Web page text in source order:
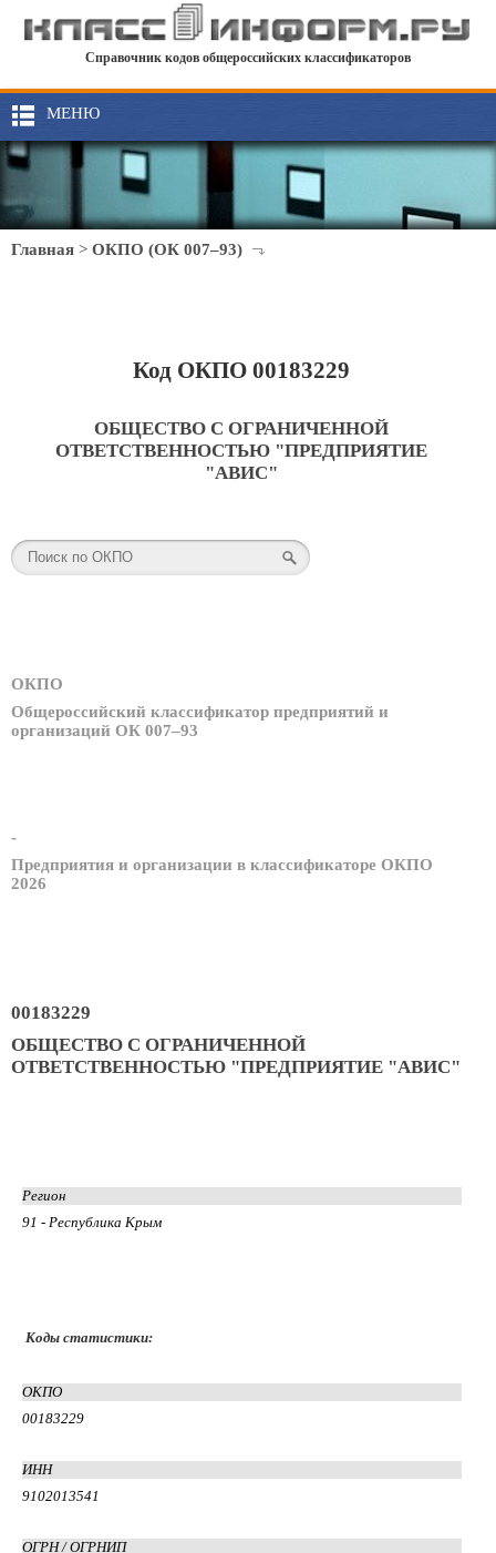
Справочник кодов общероссийских классификаторов
МЕНЮ
Главная > ОКПО (ОК 007–93)
Код ОКПО 00183229
ОБЩЕСТВО С ОГРАНИЧЕННОЙ
ОТВЕТСТВЕННОСТЬЮ "ПРЕДПРИЯТИЕ
"АВИС"
ОКПО
Общероссийский классификатор предприятий и
организаций ОК 007–93
-
Предприятия и организации в классификаторе ОКПО
2026
00183229
ОБЩЕСТВО С ОГРАНИЧЕННОЙ
ОТВЕТСТВЕННОСТЬЮ "ПРЕДПРИЯТИЕ "АВИС"
Регион
91 - Республика Крым
Коды статистики:
ОКПО
00183229
ИНН
9102013541
ОГРН / ОГРНИП